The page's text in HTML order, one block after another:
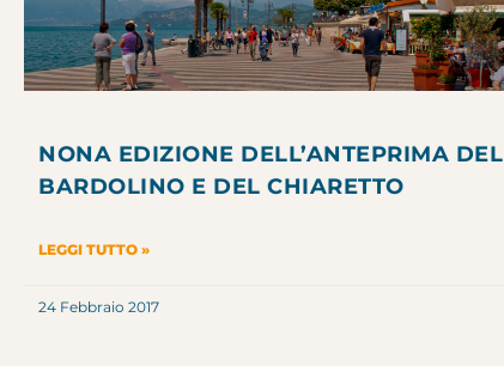
NONA EDIZIONE DELL’ANTEPRIMA DEL
BARDOLINO E DEL CHIARETTO
LEGGI TUTTO »
24 Febbraio 2017